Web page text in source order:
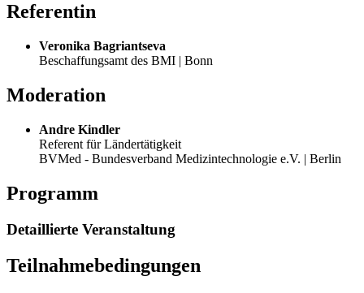
Referentin
Veronika Bagriantseva
Beschaffungsamt des BMI | Bonn
Moderation
Andre Kindler
Referent für Ländertätigkeit
BVMed - Bundesverband Medizintechnologie e.V. | Berlin
Programm
Detaillierte Veranstaltung
Teilnahmebedingungen